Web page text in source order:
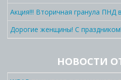
Акция!!! Вторичная гранула ПНД
Дорогие женщины! С праздником!
НОВОСТИ